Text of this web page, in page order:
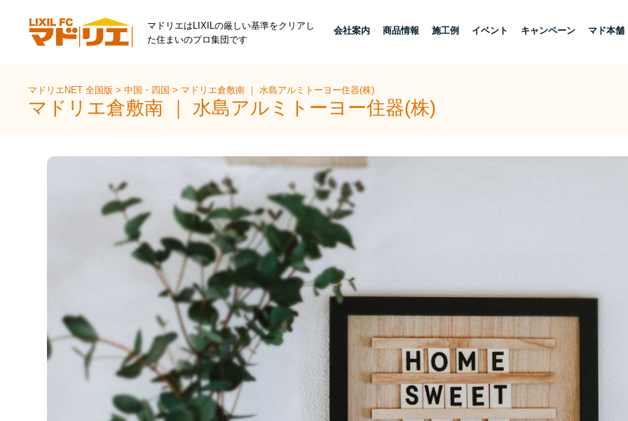
マドリエはLIXILの厳しい基準をクリアし
た住まいのプロ集団です
会社案内 商品情報 施工例 イベント キャンペーン マド本舗
マドリエNET 全国版>中国・四国> マドリエ倉敷南 ｜ 水島アルミトーヨー住器(株)
マドリエ倉敷南 ｜ 水島アルミトーヨー住器(株)